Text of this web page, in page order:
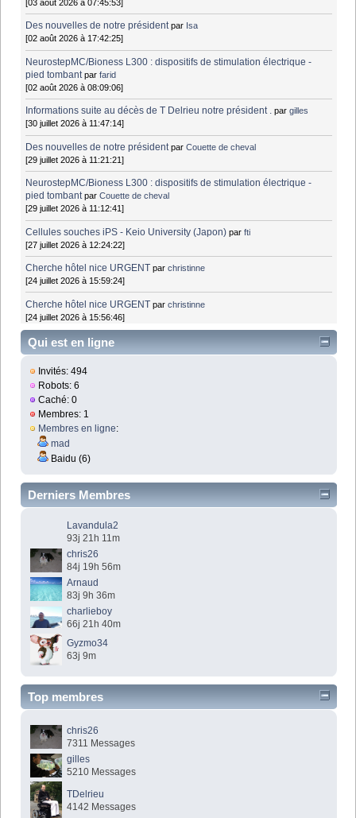
[03 août 2026 à 07:45:53]
Des nouvelles de notre président par Isa
[02 août 2026 à 17:42:25]
NeurostepMC/Bioness L300 : dispositifs de stimulation électrique -
pied tombant parfarid
[02 août 2026 à 08:09:06]
Informations suite au décès de T Delrieu notre président . pargilles
[30 juillet 2026 à 11:47:14]
Des nouvelles de notre président parCouette de cheval
[29 juillet 2026 à 11:21:21]
NeurostepMC/Bioness L300 : dispositifs de stimulation électrique -
pied tombant parCouette de cheval
[29 juillet 2026 à 11:12:41]
Cellules souches iPS - Keio University (Japon) parfti
[27 juillet 2026 à 12:24:22]
Cherche hôtel nice URGENT parchristinne
[24 juillet 2026 à 15:59:24]
Cherche hôtel nice URGENT parchristinne
[24 juillet 2026 à 15:56:46]
Qui est en ligne
Invités: 494
Robots: 6
Caché: 0
Membres: 1
Membres en ligne:
mad
Baidu (6)
Derniers Membres
Lavandula2
93j 21h 11m
chris26
84j 19h 56m
Arnaud
83j 9h 36m
charlieboy
66j 21h 40m
Gyzmo34
63j 9m
Top membres
chris26
7311 Messages
gilles
5210 Messages
TDelrieu
4142 Messages